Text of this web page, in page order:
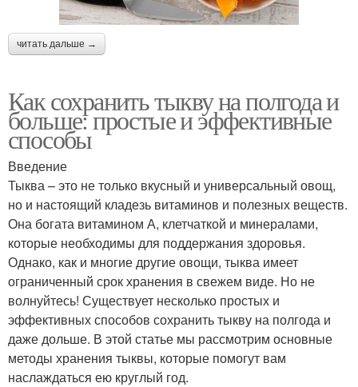
читать дальше →
Как сохранить тыкву на полгода и
больше: простые и эффективные
способы
Введение
Тыква – это не только вкусный и универсальный овощ,
но и настоящий кладезь витаминов и полезных веществ.
Она богата витамином А, клетчаткой и минералами,
которые необходимы для поддержания здоровья.
Однако, как и многие другие овощи, тыква имеет
ограниченный срок хранения в свежем виде. Но не
волнуйтесь! Существует несколько простых и
эффективных способов сохранить тыкву на полгода и
даже дольше. В этой статье мы рассмотрим основные
методы хранения тыквы, которые помогут вам
наслаждаться ею круглый год.